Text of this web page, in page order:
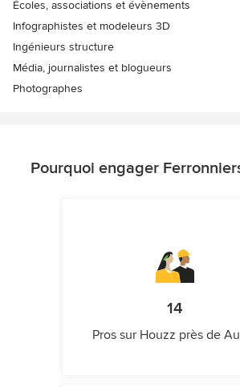
Écoles, associations et évènements
Infographistes et modeleurs 3D
Ingénieurs structure
Média, journalistes et blogueurs
Photographes
Pourquoi engager
14
Pros sur Houzz près de